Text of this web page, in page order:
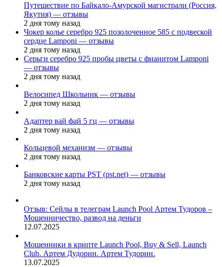
Путешествие по Байкало-Амурской магистрали (Россия,
Якутия) — отзывы
2 дня тому назад
Чокер колье серебро 925 позолоченное 585 с подвеской
сердце Lamponi — отзывы
2 дня тому назад
Серьги серебро 925 пробы цветы с фианитом Lamponi
— отзывы
2 дня тому назад
Велосипед Школьник — отзывы
2 дня тому назад
Адаптер вай фай 5 гц — отзывы
2 дня тому назад
Кольцевой механизм — отзывы
2 дня тому назад
Банковские карты PST (pst.net) — отзывы
2 дня тому назад
Отзыв: Сейлы в телеграм Launch Pool Артем Тудоров –
Мошенничество, развод на деньги
12.07.2025
Мошенники в крипте Launch Pool, Buy & Sell, Launch
Club. Артем Дудорин. Артем Тудорин.
13.07.2025